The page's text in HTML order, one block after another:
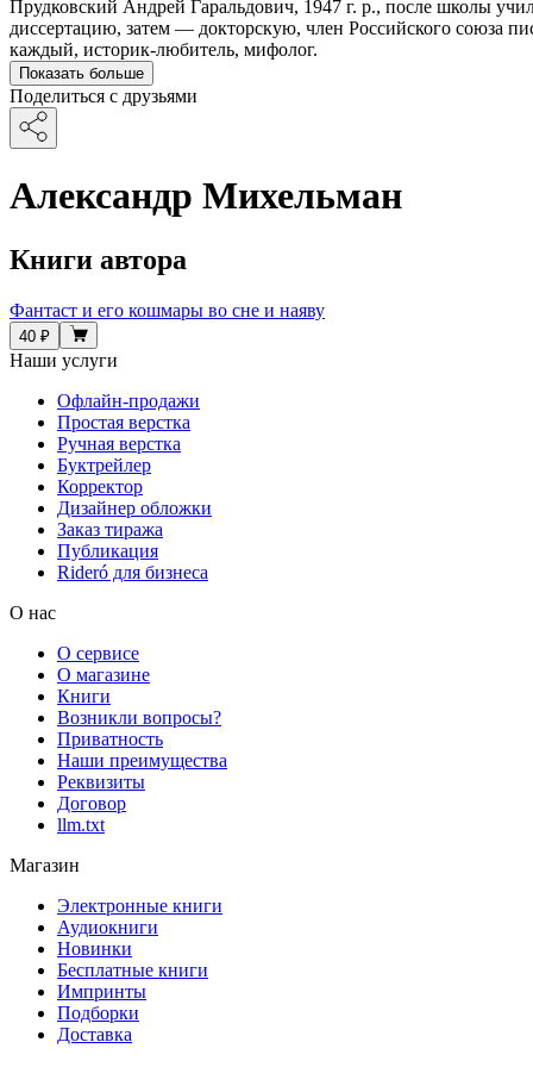
Прудковский Андрей Гаральдович, 1947 г. р., после школы
диссертацию, затем — докторскую, член Российского союза
каждый, историк-любитель, мифолог.
Показать больше
Поделиться с друзьями
Александр Михельман
Книги автора
Фантаст и его кошмары во сне и наяву
40 ₽
Наши услуги
Офлайн-продажи
Простая верстка
Ручная верстка
Буктрейлер
Корректор
Дизайнер обложки
Заказ тиража
Публикация
Rideró для бизнеса
О нас
О сервисе
О магазине
Книги
Возникли вопросы?
Приватность
Наши преимущества
Реквизиты
Договор
llm.txt
Магазин
Электронные книги
Аудиокниги
Новинки
Бесплатные книги
Импринты
Подборки
Доставка